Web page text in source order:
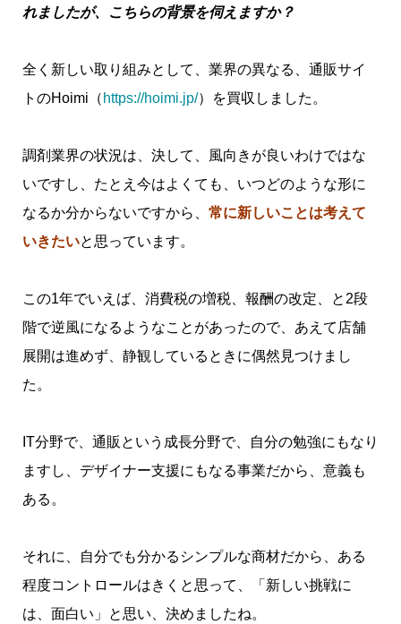
れましたが、こちらの背景を伺えますか？
全く新しい取り組みとして、業界の異なる、通販サイ
トのHoimi（ https://hoimi.jp/）を買収しました。
調剤業界の状況は、決して、風向きが良いわけではな
いですし、たとえ今はよくても、いつどのような形に
なるか分からないですから、 常に新しいことは考えて
いきたいと思っています。
この1年でいえば、消費税の増税、報酬の改定、と2段
階で逆風になるようなことがあったので、あえて店舗
展開は進めず、静観しているときに偶然見つけまし
た。
IT分野で、通販という成長分野で、自分の勉強にもなり
ますし、デザイナー支援にもなる事業だから、意義も
ある。
それに、自分でも分かるシンプルな商材だから、ある
程度コントロールはきくと思って、「新しい挑戦に
は、面白い」と思い、決めましたね。